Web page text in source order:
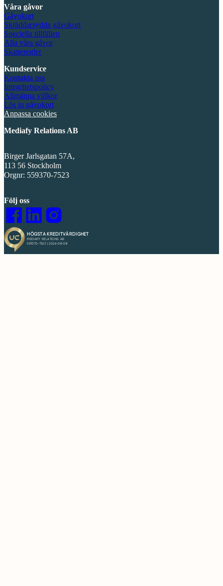
Våra gåvor
Gåvokort
Skräddarsydda gåvokort
Speciella tillfällen
Alla våra gåvor
Skatteregler
Kundservice
Kontakta oss
Integritetspolicy
Allmänna villkor
Lös in gåvokort
Anpassa cookies
Mediafy Relations AB
Birger Jarlsgatan 57A,
113 56 Stockholm
Orgnr: 559370-7523
Följ oss